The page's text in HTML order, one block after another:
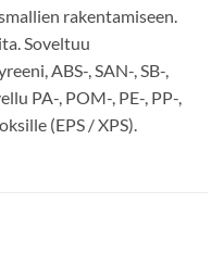
rakentamiseen.
Soveltuu
ABS-, SAN-, SB-,
PA-, POM-, PE-, PP-,
(EPS / XPS).